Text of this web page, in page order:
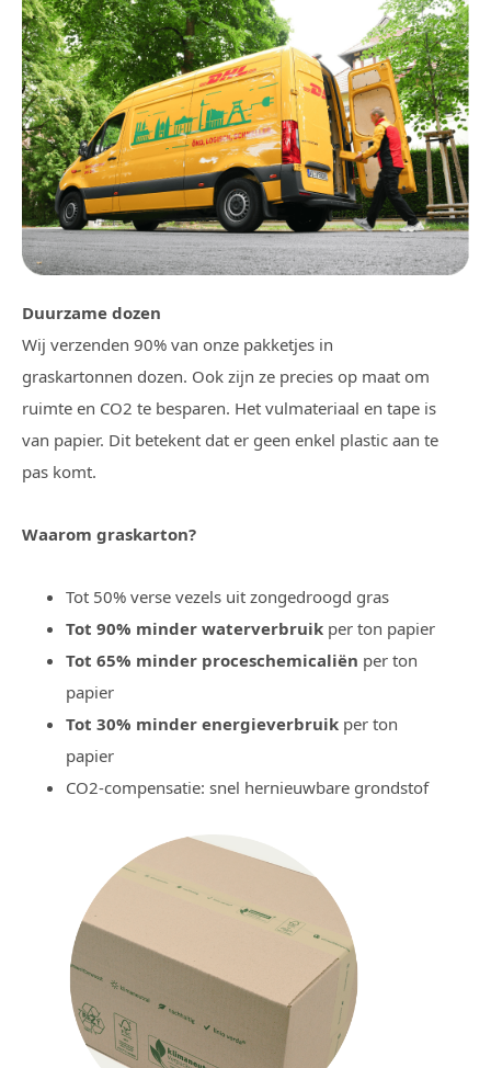
Duurzame dozen
Wij verzenden 90% van onze pakketjes in
graskartonnen dozen. Ook zijn ze precies op maat om
ruimte en CO2 te besparen. Het vulmateriaal en tape is
van papier. Dit betekent dat er geen enkel plastic aan te
pas komt.
Waarom graskarton?
Tot 50% verse vezels uit zongedroogd gras
Tot 90% minder waterverbruik per ton papier
Tot 65% minder proceschemicaliën per ton
papier
Tot 30% minder energieverbruik per ton
papier
CO2-compensatie: snel hernieuwbare grondstof